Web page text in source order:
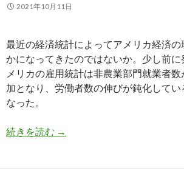
2021年10月11日
最近の経済統計によってアメリカ経済の
かになってきたのではないか。少し前
メリカの雇用統計は非農業部門就業者
加となり、労働者数の伸びが鈍化してい
なった。
続きを読む 軟調な9月米雇用統計はイン
→